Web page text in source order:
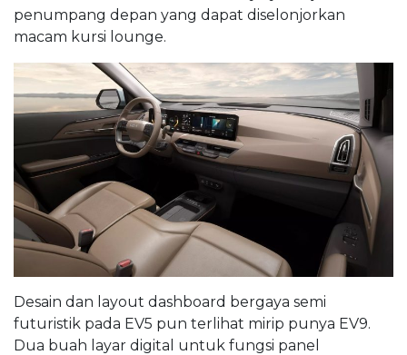
penumpang depan yang dapat diselonjorkan
macam kursi lounge.
Desain dan layout dashboard bergaya semi
futuristik pada EV5 pun terlihat mirip punya EV9.
Dua buah layar digital untuk fungsi panel